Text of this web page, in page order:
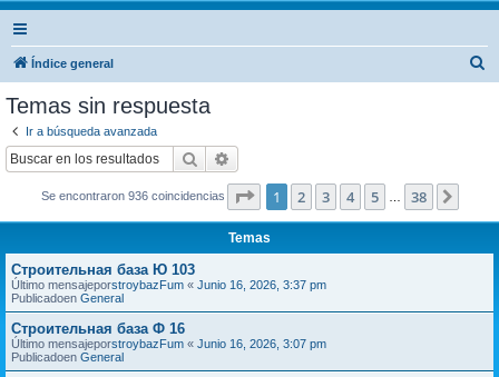
Índice general
Temas sin respuesta
Ir a búsqueda avanzada
Buscar
Se encontraron 936 coincidencias Página de 38
1 2 3 4 5 38
Temas
Строительная база Ю 103
Último mensajeporstroybazFum « Junio 16, 2026, 3:37 pm
Publicadoen General
Строительная база Ф 16
Último mensajeporstroybazFum « Junio 16, 2026, 3:07 pm
Publicadoen General